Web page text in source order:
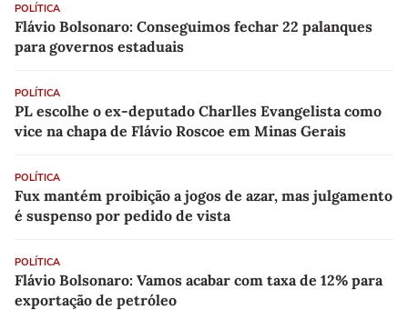
POLÍTICA
Flávio Bolsonaro: Conseguimos fechar 22 palanques
para governos estaduais
POLÍTICA
PL escolhe o ex-deputado Charlles Evangelista como
vice na chapa de Flávio Roscoe em Minas Gerais
POLÍTICA
Fux mantém proibição a jogos de azar, mas julgamento
é suspenso por pedido de vista
POLÍTICA
Flávio Bolsonaro: Vamos acabar com taxa de 12% para
exportação de petróleo